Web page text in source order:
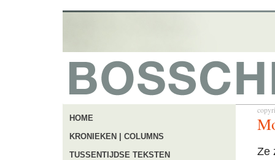
Ze
HOME
KRONIEKEN | COLUMNS
TUSSENTIJDSE TEKSTEN